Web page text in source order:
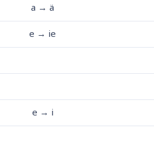
a → ä
e → ie
e → i